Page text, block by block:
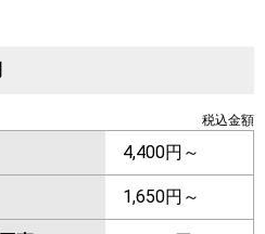
税込金額
4,400円～
1,650円～